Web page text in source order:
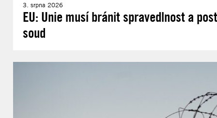
3. srpna 2026
EU: Unie musí bránit spravedlnost a
soud